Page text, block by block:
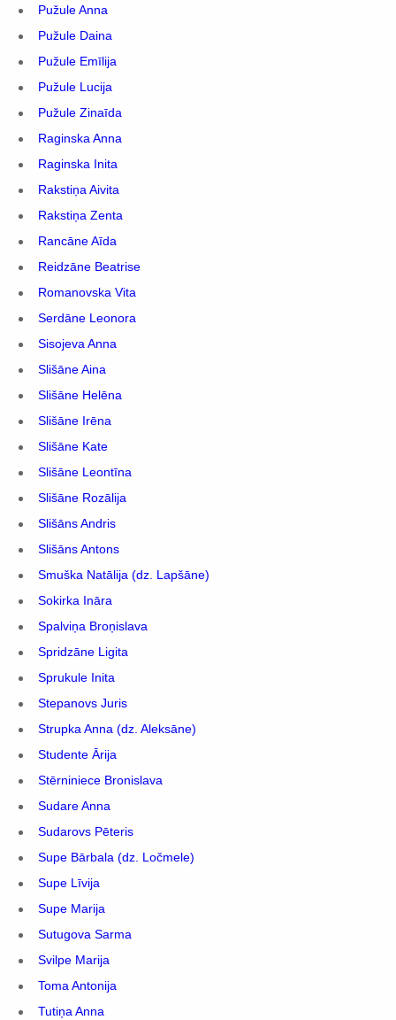
Pužule Anna
Pužule Daina
Pužule Emīlija
Pužule Lucija
Pužule Zinaīda
Raginska Anna
Raginska Inita
Rakstiņa Aivita
Rakstiņa Zenta
Rancāne Aīda
Reidzāne Beatrise
Romanovska Vita
Serdāne Leonora
Sisojeva Anna
Slišāne Aina
Slišāne Helēna
Slišāne Irēna
Slišāne Kate
Slišāne Leontīna
Slišāne Rozālija
Slišāns Andris
Slišāns Antons
Smuška Natālija (dz. Lapšāne)
Sokirka Ināra
Spalviņa Broņislava
Spridzāne Ligita
Sprukule Inita
Stepanovs Juris
Strupka Anna (dz. Aleksāne)
Studente Ārija
Stērniniece Bronislava
Sudare Anna
Sudarovs Pēteris
Supe Bārbala (dz. Ločmele)
Supe Līvija
Supe Marija
Sutugova Sarma
Svilpe Marija
Toma Antonija
Tutiņa Anna